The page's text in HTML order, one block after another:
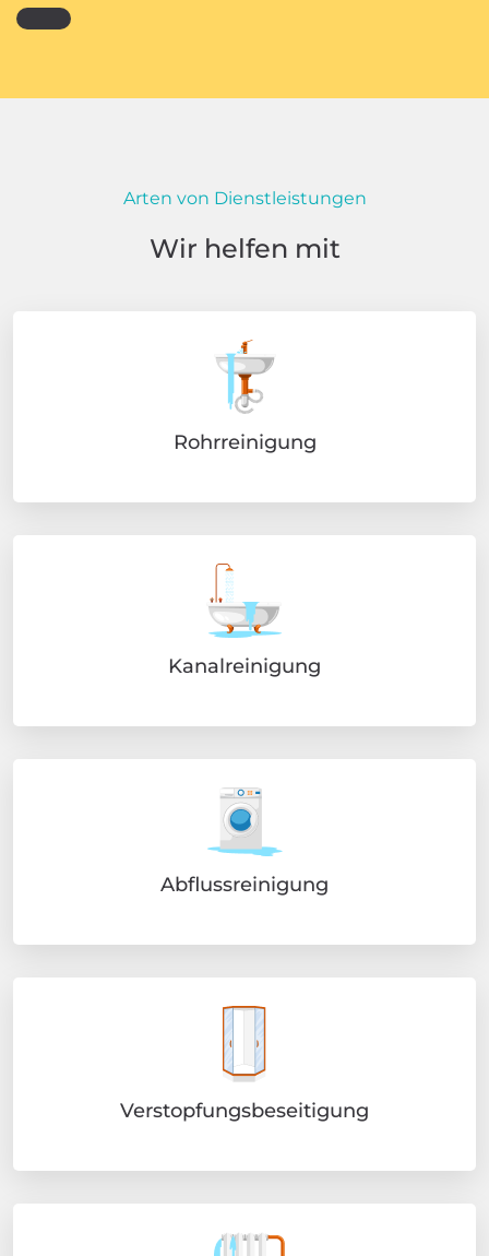
Arten von Dienstleistungen
Wir helfen mit
Rohrreinigung
Kanalreinigung
Abflussreinigung
Verstopfungsbeseitigung